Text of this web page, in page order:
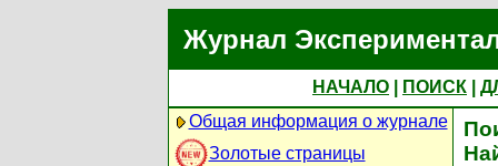
Журнал
НАЧАЛО ПОИСК
Общая информация о журнале
Золотые страницы